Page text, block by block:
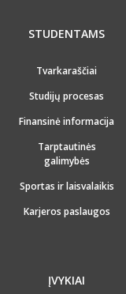
STUDENTAMS
Tvarkaraščiai
Studijų procesas
Finansinė informacija
Tarptautinės
galimybės
Sportas ir laisvalaikis
Karjeros paslaugos
ĮVYKIAI